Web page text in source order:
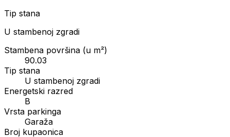
Tip stana
U stambenoj zgradi
Stambena površina (u m²)
90.03
Tip stana
U stambenoj zgradi
Energetski razred
B
Vrsta parkinga
Garaža
Broj kupaonica